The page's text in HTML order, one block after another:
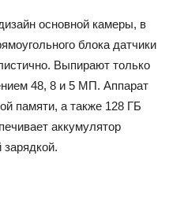
основной камеры, в
блока датчики
Выпирают только
48, 8 и 5 МП. Аппарат
памяти, а также 128 ГБ
аккумулятор